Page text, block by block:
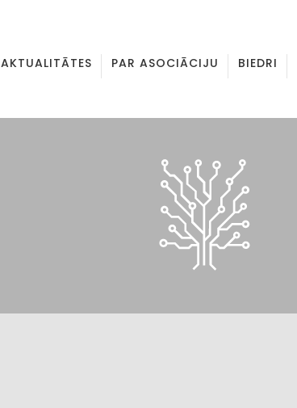
AKTUALITĀTES PAR ASOCIĀCIJU BIEDRI